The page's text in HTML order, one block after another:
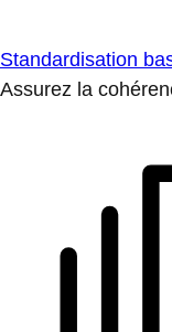
Standardisation
Assurez la